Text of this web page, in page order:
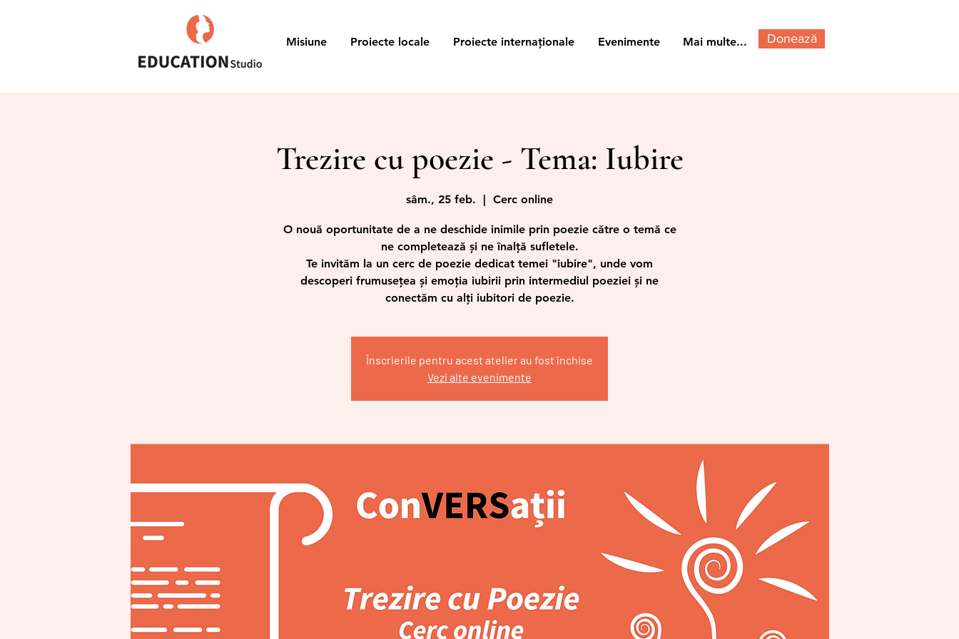
Misiune Proiecte locale Proiecte internaționale Evenimente Mai multe... Donează
Trezire cu poezie - Tema: Iubire
sâm., 25 feb. Cerc online
O nouă oportunitate de a ne deschide inimile prin poezie către o temă ce
ne completează și ne înalță sufletele.
Te invităm la un cerc de poezie dedicat temei "iubire", unde vom
descoperi frumusețea și emoția iubirii prin intermediul poeziei și ne
conectăm cu alți iubitori de poezie.
Înscrierile pentru acest atelier au fost închise
Vezi alte evenimente